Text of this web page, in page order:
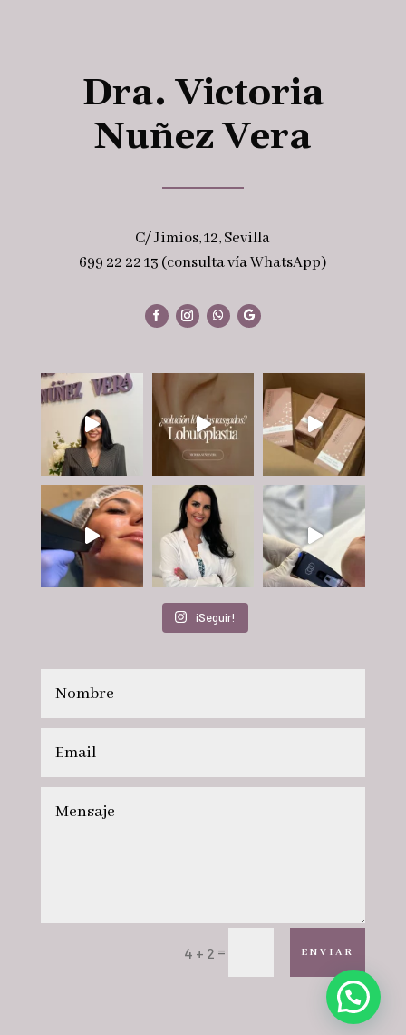
Dra. Victoria
Nuñez Vera
C/ Jimios, 12, Sevilla
699 22 22 13 (consulta vía WhatsApp)
¡Seguir!
4 + 2 = ENVIAR